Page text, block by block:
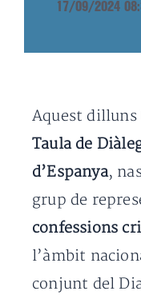
17/09/2024
Aquest
Taula de
d’Espanya,
grup de
confessions
l’àmbit
conjunt del